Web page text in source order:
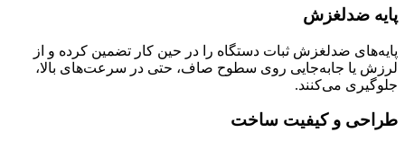
پایه ضدلغزش
پایه‌های ضدلغزش ثبات دستگاه را در حین کار تضمین کرده و از
لرزش یا جابه‌جایی روی سطوح صاف، حتی در سرعت‌های بالا،
جلوگیری می‌کنند.
طراحی و کیفیت ساخت